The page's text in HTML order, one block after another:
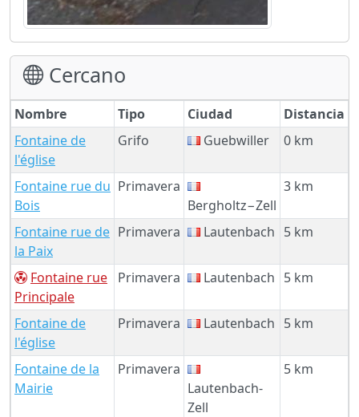
Cercano
Nombre Tipo Ciudad
Distancia
Fontaine de
l'église
Grifo Guebwiller 0 km
Fontaine rue du
Bois
Primavera
Bergholtz−Zell
3 km
Fontaine rue de
la Paix
Primavera Lautenbach 5 km
Fontaine rue
Principale
Primavera Lautenbach 5 km
Fontaine de
l'église
Primavera Lautenbach 5 km
Fontaine de la
Mairie
Primavera
Lautenbach-
Zell
5 km